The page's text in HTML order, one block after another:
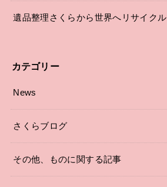
遺品整理さくらから世界へリサイクル
カテゴリー
News
さくらブログ
その他、ものに関する記事